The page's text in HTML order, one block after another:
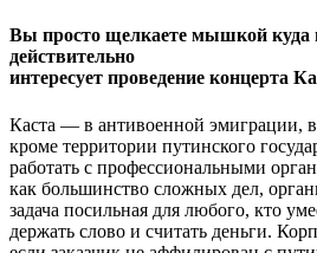
Вы просто щелкаете мышкой куда
действительно
интересует проведение концерта
Каста — в антивоенной эмиграции,
кроме территории путинского
работать с профессиональными
как большинство сложных дел,
задача посильная для любого, кто
держать слово и считать деньги.